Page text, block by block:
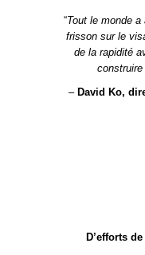
“Tout le monde
frisson sur le
de la rapidité
– David Ko,
D’efforts